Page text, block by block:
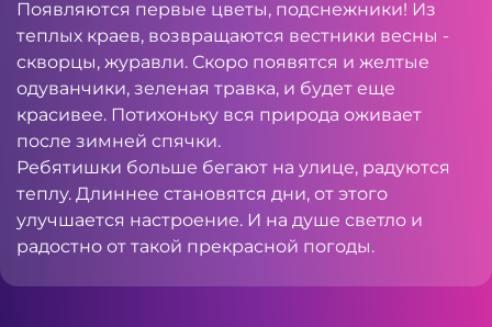
Появляются первые цветы, подснежники! Из
теплых краев, возвращаются вестники весны -
скворцы, журавли. Скоро появятся и желтые
одуванчики, зеленая травка, и будет еще
красивее. Потихоньку вся природа оживает
после зимней спячки.
Ребятишки больше бегают на улице, радуются
теплу. Длиннее становятся дни, от этого
улучшается настроение. И на душе светло и
радостно от такой прекрасной погоды.